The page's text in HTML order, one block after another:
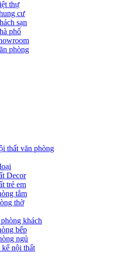
thự
cư
sạn
phố
phòng
thất văn phòng
Decor
trẻ em
tắm
thờ
khách
bếp
ngủ
nội thất